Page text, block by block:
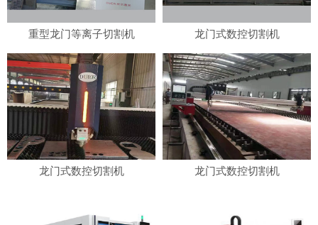
重型龙门等离子切割机 龙门式数控切割机
龙门式数控切割机 龙门式数控切割机